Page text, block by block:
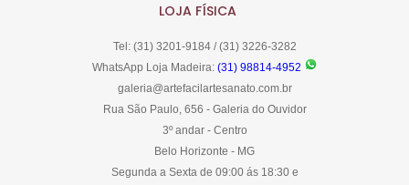
LOJA FÍSICA
Tel: (31) 3201-9184 / (31) 3226-3282
WhatsApp Loja Madeira: (31) 98814-4952
galeria@artefacilartesanato.com.br
Rua São Paulo, 656 - Galeria do Ouvidor
3º andar - Centro
Belo Horizonte - MG
Segunda a Sexta de 09:00 ás 18:30 e